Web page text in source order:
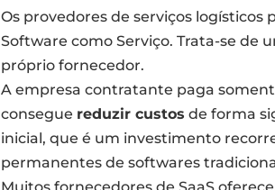
Os provedores de serviços logísticos
Software como Serviço. Trata-se de
próprio fornecedor.
A empresa contratante paga
consegue reduzir custos de forma
inicial, que é um investimento
permanentes de softwares